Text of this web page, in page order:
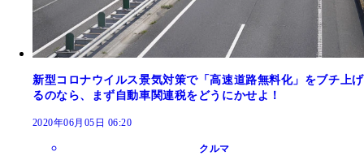
新型コロナウイルス景気対策で「高速道路無料化」をブチ上げ
るのなら、まず自動車関連税をどうにかせよ！
2020年06月05日 06:20
クルマ